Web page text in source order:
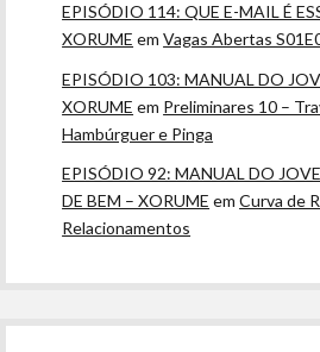
EPISÓDIO 114: QUE E-MAIL É
XORUME emVagas Abertas
EPISÓDIO 103: MANUAL DO
XORUME em Preliminares 10 –
Hambúrguer e Pinga
EPISÓDIO 92: MANUAL DO
DE BEM – XORUME emCurva de
Relacionamentos